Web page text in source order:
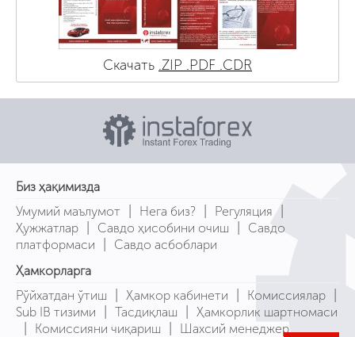
Скачать .ZIP .PDF .CDR
Биз ҳақимизда
Умумий маълумот
| Нега биз? | Регуляция |
Ҳужжатлар | Савдо ҳисобини очиш |
Савдо
платформаси
|
Савдо асбоблари
Ҳамкорларга
Рўйхатдан ўтиш
| Ҳамкор кабинети | Комиссиялар |
Sub IB тизими | Тасдиқлаш | Ҳамкорлик шартномаси
| Комиссияни чиқариш | Шахсий менеджер